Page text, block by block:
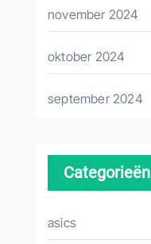
november 2024
oktober 2024
september 2024
Categorieën
asics